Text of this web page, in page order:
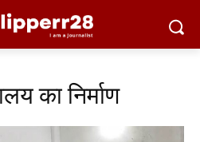
का निर्माण